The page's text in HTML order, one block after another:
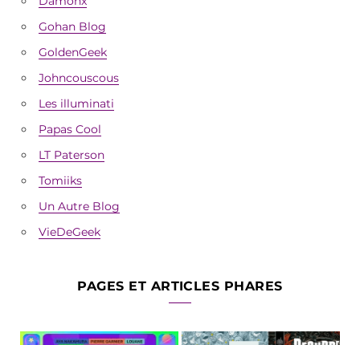
Gohan Blog
GoldenGeek
Johncouscous
Les illuminati
Papas Cool
LT Paterson
Tomiiks
Un Autre Blog
VieDeGeek
PAGES ET ARTICLES PHARES